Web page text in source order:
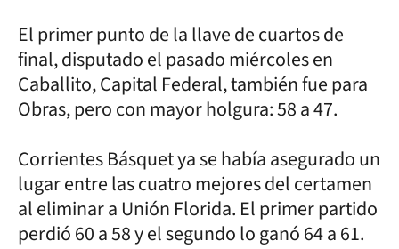
El primer punto de la llave de cuartos de
final, disputado el pasado miércoles en
Caballito, Capital Federal, también fue para
Obras, pero con mayor holgura: 58 a 47.
Corrientes Básquet ya se había asegurado un
lugar entre las cuatro mejores del certamen
al eliminar a Unión Florida. El primer partido
perdió 60 a 58 y el segundo lo ganó 64 a 61.